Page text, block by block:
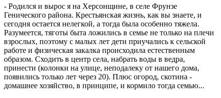
- Родился и вырос я на Херсонщине, в селе Фрунзе
Генического района. Крестьянская жизнь, как вы знаете, и
сегодня остается нелегкой, а тогда была особенно тяжела.
Разумеется, тяготы быта ложились в семье не только на плечи
взрослых, поэтому с малых лет дети приучались к сельской
работе и физическая закалка происходила естественным
образом. Сходить в центр села, набрать воды в ведра,
принести (колонки на улице, неподалеку от нашего дома,
появились только лет через 20). Плюс огород, скотина -
домашнее хозяйство, в принципе, и кормило тогда семью...